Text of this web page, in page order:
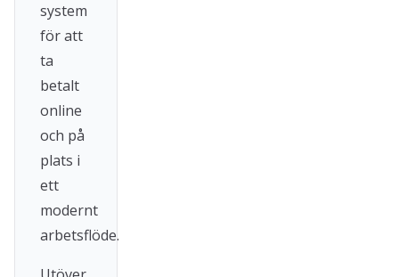
system
för att
ta
betalt
online
och på
plats i
ett
modernt
arbetsflöde.